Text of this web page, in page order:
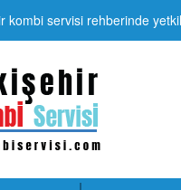
kombi servisi rehberinde